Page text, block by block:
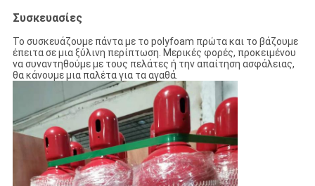
Συσκευασίες
Το συσκευάζουμε πάντα με το polyfoam πρώτα και το βάζουμε
έπειτα σε μια ξύλινη περίπτωση. Μερικές φορές, προκειμένου
να συναντηθούμε με τους πελάτες ή την απαίτηση ασφάλειας,
θα κάνουμε μια παλέτα για τα αγαθά.